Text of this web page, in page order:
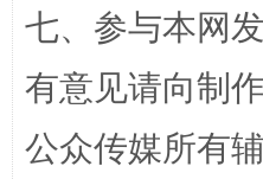
东山县通报“牛蛙产品抗生
七、参与本网
有意见请向制
公众传媒所有